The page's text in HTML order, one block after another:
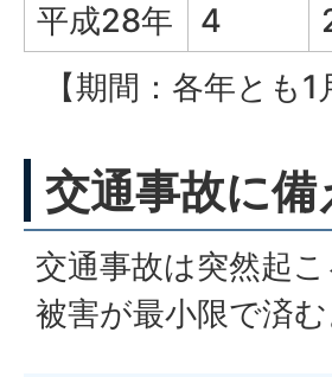
平成28年
4
【期間：各年とも
交通事故に備
交通事故は突然起
被害が最小限で済